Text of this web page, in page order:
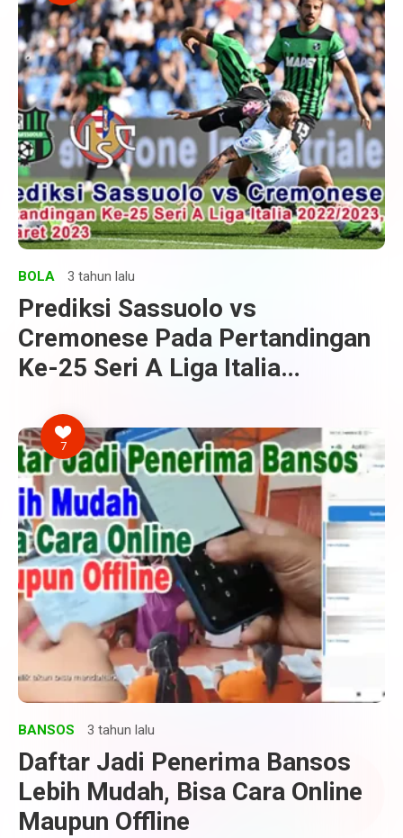
BOLA 3 tahun lalu
Prediksi Sassuolo vs
Cremonese Pada Pertandingan
Ke-25 Seri A Liga Italia
7
BANSOS 3 tahun lalu
Daftar Jadi Penerima Bansos
Lebih Mudah, Bisa Cara Online
Maupun Offline